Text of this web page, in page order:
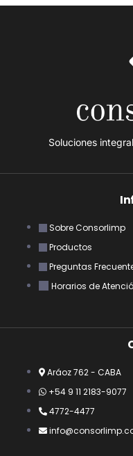
Soluciones
Sobre Consorlimp
Productos
Preguntas
Horarios de
Aráoz 762 - CABA
+54 9 11 2183-9077
4772-4477